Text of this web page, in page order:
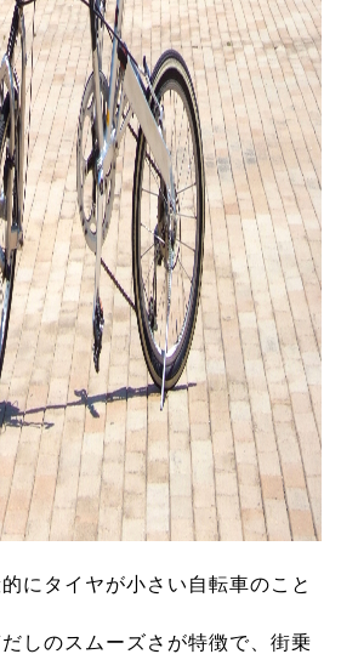
にタイヤが小さい自転車のこと
しのスムーズさが特徴で、街乗